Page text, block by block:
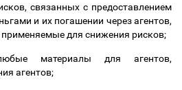
связанных с предоставлением
и их погашении через агентов,
для снижения рисков;
материалы для агентов,
агентов;